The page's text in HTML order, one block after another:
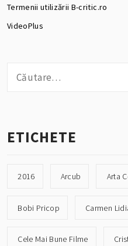
Termenii utilizării B-critic.ro
VideoPlus
după:
ETICHETE
2016 Arcub Arta
Bobi Pricop Carmen
Cele Mai Bune Filme